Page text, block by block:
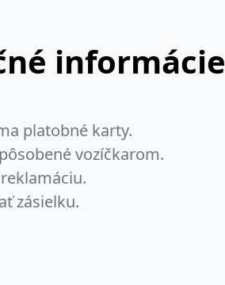
informácie
platobné karty.
vozíčkarom.
zásielku.